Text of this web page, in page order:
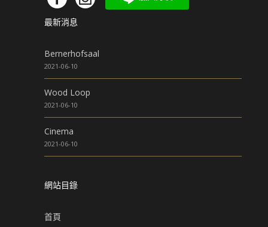
最新消息
Bernerhofsaal
2021-06-10
Wood Loop
2021-06-10
Cinema
2021-06-10
網站目錄
首頁